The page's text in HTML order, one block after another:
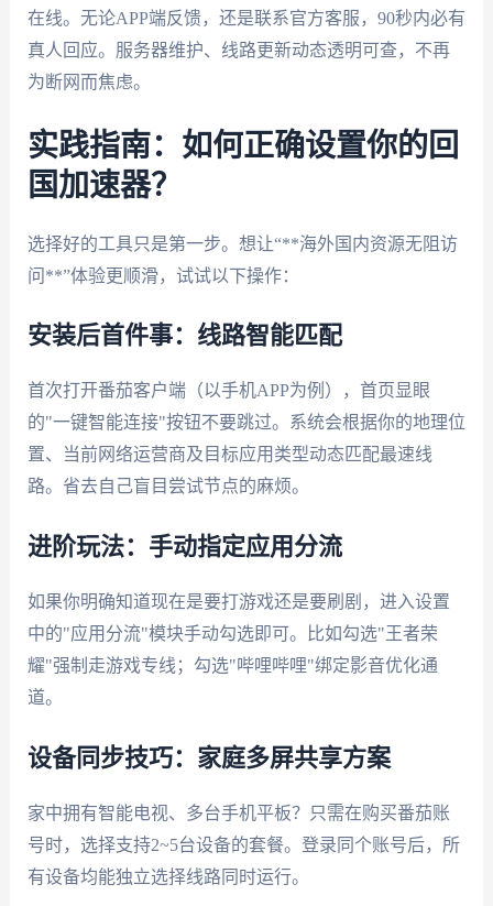
在线。无论APP端反馈，还是联系官方客服，90秒内必有
真人回应。服务器维护、线路更新动态透明可查，不再
为断网而焦虑。
实践指南：如何正确设置你的回
国加速器？
选择好的工具只是第一步。想让“**海外国内资源无阻访
问**”体验更顺滑，试试以下操作：
安装后首件事：线路智能匹配
首次打开番茄客户端（以手机APP为例），首页显眼
的"一键智能连接"按钮不要跳过。系统会根据你的地理位
置、当前网络运营商及目标应用类型动态匹配最速线
路。省去自己盲目尝试节点的麻烦。
进阶玩法：手动指定应用分流
如果你明确知道现在是要打游戏还是要刷剧，进入设置
中的"应用分流"模块手动勾选即可。比如勾选"王者荣
耀"强制走游戏专线；勾选"哔哩哔哩"绑定影音优化通
道。
设备同步技巧：家庭多屏共享方案
家中拥有智能电视、多台手机平板？只需在购买番茄账
号时，选择支持2~5台设备的套餐。登录同个账号后，所
有设备均能独立选择线路同时运行。